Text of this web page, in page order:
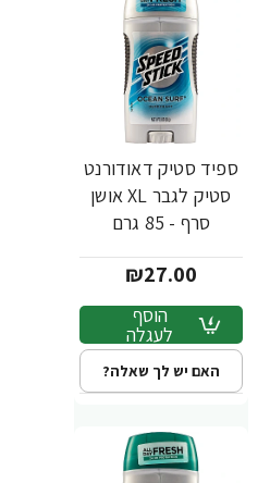
ספיד סטיק דאודורנט
סטיק לגבר XL אושן
סרף - 85 גרם
₪27.00
הוסף
לעגלה
האם יש לך שאלה?